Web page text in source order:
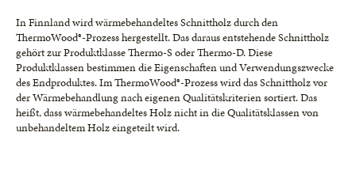
In Finnland wird wärmebehandeltes Schnittholz durch den
ThermoWood®-Prozess hergestellt. Das daraus entstehende Schnittholz
gehört zur Produktklasse Thermo-S oder Thermo-D. Diese
Produktklassen bestimmen die Eigenschaften und Verwendungszwecke
des Endproduktes. Im ThermoWood®-Prozess wird das Schnittholz vor
der Wärmebehandlung nach eigenen Qualitätskriterien sortiert. Das
heißt, dass wärmebehandeltes Holz nicht in die Qualitätsklassen von
unbehandeltem Holz eingeteilt wird.